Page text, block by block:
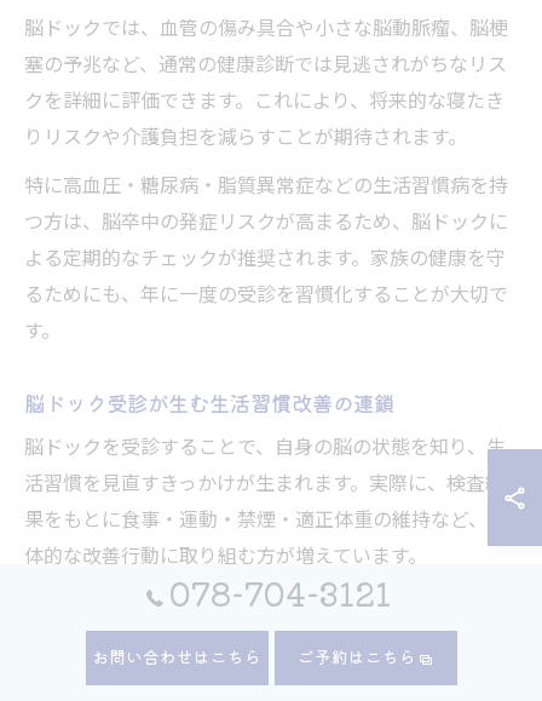
脳ドックでは、血管の傷み具合や小さな脳動脈瘤、脳梗
塞の予兆など、通常の健康診断では見逃されがちなリス
クを詳細に評価できます。これにより、将来的な寝たき
りリスクや介護負担を減らすことが期待されます。
特に高血圧・糖尿病・脂質異常症などの生活習慣病を持
つ方は、脳卒中の発症リスクが高まるため、脳ドックに
よる定期的なチェックが推奨されます。家族の健康を守
るためにも、年に一度の受診を習慣化することが大切で
す。
脳ドック受診が生む生活習慣改善の連鎖
脳ドックを受診することで、自身の脳の状態を知り、生
活習慣を見直すきっかけが生まれます。実際に、検査結
果をもとに食事・運動・禁煙・適正体重の維持など、具
体的な改善行動に取り組む方が増えています。
なぜなら、検査を通じて自身のリスクが「見える化」さ
れることで、日常生活の中での健康意識が高まるからで
す。例えば、血圧や血糖値の管理に気を配るようになっ
078-704-3121
お問い合わせはこちら ご予約はこちら